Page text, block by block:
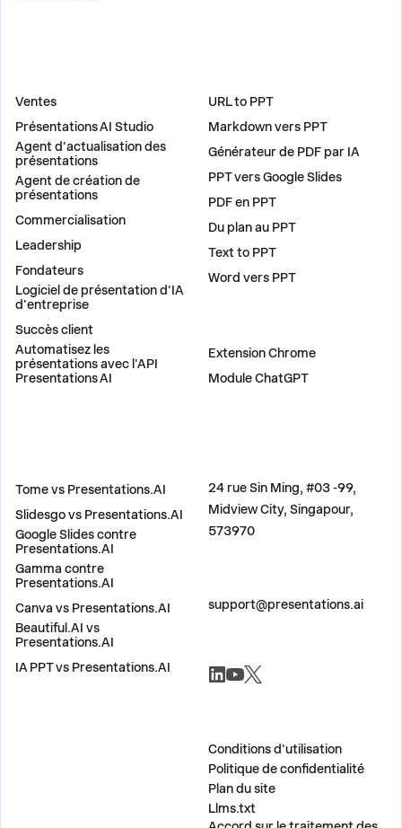
Ventes
Présentations AI Studio
Agent d'actualisation des
présentations
Agent de création de
présentations
Commercialisation
Leadership
Fondateurs
Logiciel de présentation d'IA
d'entreprise
Succès client
Automatisez les
présentations avec l'API
Presentations AI
URL to PPT
Markdown vers PPT
Générateur de PDF par IA
PPT vers Google Slides
PDF en PPT
Du plan au PPT
Text to PPT
Word vers PPT
Extension Chrome
Module ChatGPT
Tome vs Presentations.AI
Slidesgo vs Presentations.AI
Google Slides contre
Presentations.AI
Gamma contre
Presentations.AI
Canva vs Presentations.AI
Beautiful.AI vs
Presentations.AI
IA PPT vs Presentations.AI
24 rue Sin Ming, #03 -99,
Midview City, Singapour,
573970
support@presentations.ai
Conditions d'utilisation
Politique de confidentialité
Plan du site
Llms.txt